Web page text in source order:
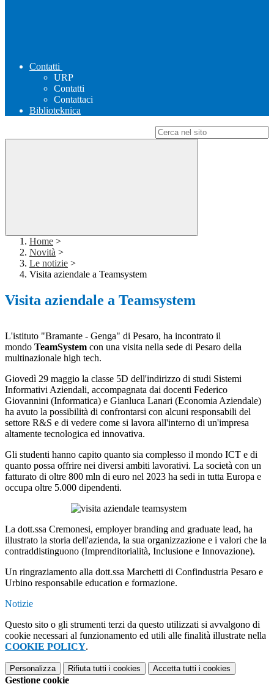
Contatti
URP
Contatti
Contattaci
Biblioteknica
Home >
Novità >
Le notizie >
Visita aziendale a Teamsystem
Visita aziendale a Teamsystem
L'istituto "Bramante - Genga" di Pesaro, ha incontrato il
mondo TeamSystem con una visita nella sede di Pesaro della
multinazionale high tech.
Giovedì 29 maggio la classe 5D dell'indirizzo di studi Sistemi
Informativi Aziendali, accompagnata dai docenti Federico
Giovannini (Informatica) e Gianluca Lanari (Economia Aziendale)
ha avuto la possibilità di confrontarsi con alcuni responsabili del
settore R&S e di vedere come si lavora all'interno di un'impresa
altamente tecnologica ed innovativa.
Gli studenti hanno capito quanto sia complesso il mondo ICT e di
quanto possa offrire nei diversi ambiti lavorativi. La società con un
fatturato di oltre 800 mln di euro nel 2023 ha sedi in tutta Europa e
occupa oltre 5.000 dipendenti.
La dott.ssa Cremonesi, employer branding and graduate lead, ha
illustrato la storia dell'azienda, la sua organizzazione e i valori che la
contraddistinguono (Imprenditorialità, Inclusione e Innovazione).
Un ringraziamento alla dott.ssa Marchetti di Confindustria Pesaro e
Urbino responsabile education e formazione.
Notizie
Questo sito o gli strumenti terzi da questo utilizzati si avvalgono di
cookie necessari al funzionamento ed utili alle finalità illustrate nella
COOKIE POLICY.
Personalizza Rifiuta tutti i cookies Accetta tutti i cookies
Gestione cookie